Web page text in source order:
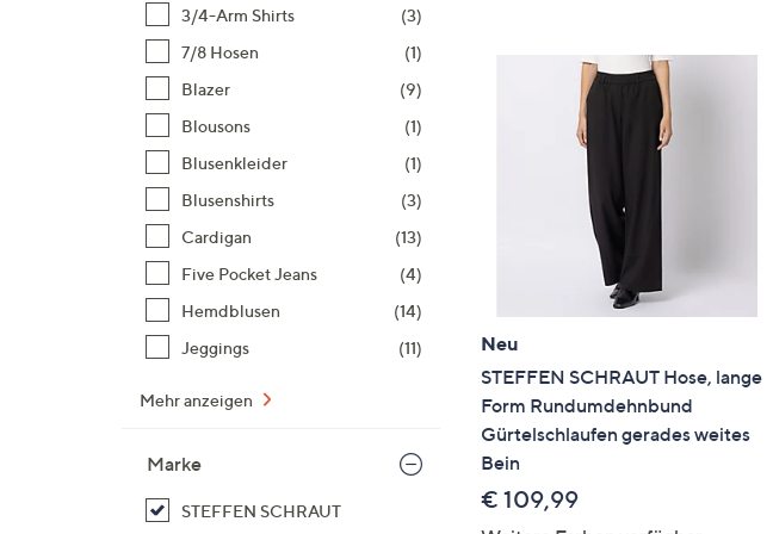
Geräten
anzuzeigen.
3/4-Arm Shirts
(3)
7/8 Hosen
(1)
Blazer
(9)
Blousons
(1)
Blusenkleider
(1)
Blusenshirts
(3)
Cardigan
(13)
Five Pocket Jeans
(4)
Hemdblusen
(14)
Jeggings
(11)
Mehr anzeigen
Marke
STEFFEN SCHRAUT
Neu
STEFFEN SCHRAUT Hose, lange
Form Rundumdehnbund
Gürtelschlaufen gerades weites
Bein
€ 109,99